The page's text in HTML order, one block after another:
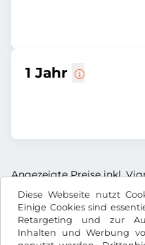
Diese Webseite nutzt
Einige Cookies sind
Retargeting und zur
Inhalten und Werbung
1 Jahr
Angezeigte Preise inkl.
Dienstleistungsentgelt